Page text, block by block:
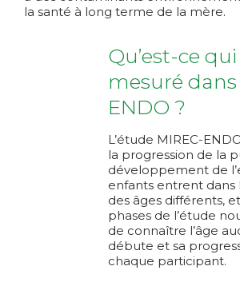
la santé à long terme de la mère.
Qu’est-ce
mesuré dans
ENDO ?
L’étude MIREC-
la progression de la
développement de
enfants entrent dans
des âges différents,
phases de l’étude
de connaître l’âge
débute et sa
chaque participant.